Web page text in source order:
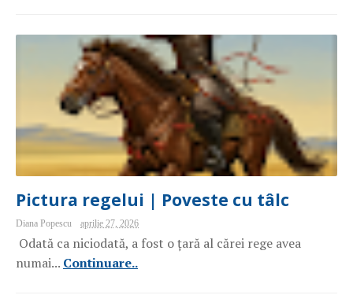
Pictura regelui | Poveste cu tâlc
Diana Popescu aprilie 27, 2026
Odată ca niciodată, a fost o țară al cărei rege avea
numai... Continuare..